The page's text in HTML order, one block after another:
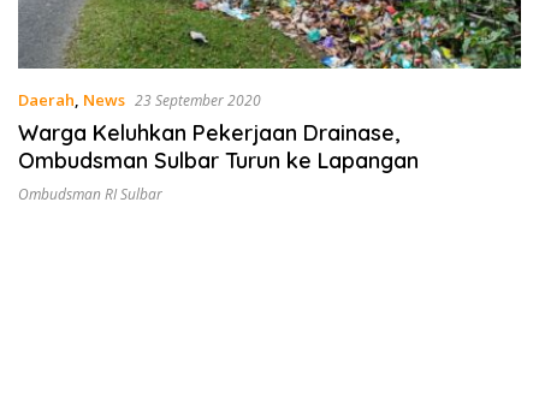
Daerah, News 23 September 2020
Warga Keluhkan Pekerjaan Drainase,
Ombudsman Sulbar Turun ke Lapangan
Ombudsman RI Sulbar